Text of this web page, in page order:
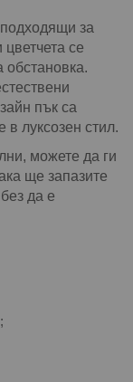
за
се
обстановка.
пък са
луксозен стил.
можете да ги
ще запазите
да е